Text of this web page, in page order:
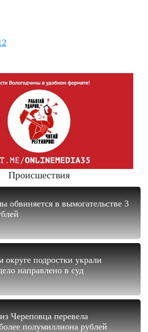
Происшествия
обвиняется в вымогательстве 3
подростки украли
направлено в суд
Череповца перевела
полумиллиона рублей